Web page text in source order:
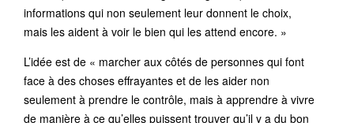
informations qui non seulement leur donnent le choix,
mais les aident à voir le bien qui les attend encore. »
L’idée est de « marcher aux côtés de personnes qui font
face à des choses effrayantes et de les aider non
seulement à prendre le contrôle, mais à apprendre à vivre
de manière à ce qu’elles puissent trouver qu’il y a du bon